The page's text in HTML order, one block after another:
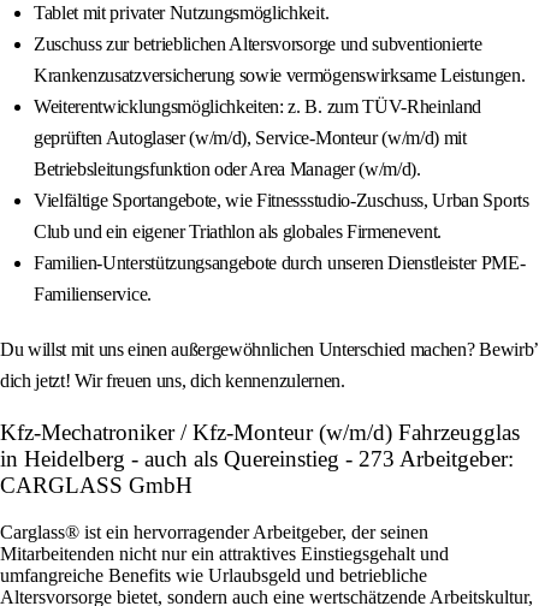
Tablet mit privater Nutzungsmöglichkeit.
Zuschuss zur betrieblichen Altersvorsorge und subventionierte
Krankenzusatzversicherung sowie vermögenswirksame Leistungen.
Weiterentwicklungsmöglichkeiten: z. B. zum TÜV-Rheinland
geprüften Autoglaser (w/m/d), Service-Monteur (w/m/d) mit
Betriebsleitungsfunktion oder Area Manager (w/m/d).
Vielfältige Sportangebote, wie Fitnessstudio-Zuschuss, Urban Sports
Club und ein eigener Triathlon als globales Firmenevent.
Familien-Unterstützungsangebote durch unseren Dienstleister PME-
Familienservice.
Du willst mit uns einen außergewöhnlichen Unterschied machen? Bewirb’
dich jetzt! Wir freuen uns, dich kennenzulernen.
Kfz-Mechatroniker / Kfz-Monteur (w/m/d) Fahrzeugglas
in Heidelberg - auch als Quereinstieg - 273 Arbeitgeber:
CARGLASS GmbH
Carglass® ist ein hervorragender Arbeitgeber, der seinen
Mitarbeitenden nicht nur ein attraktives Einstiegsgehalt und
umfangreiche Benefits wie Urlaubsgeld und betriebliche
Altersvorsorge bietet, sondern auch eine wertschätzende Arbeitskultur,